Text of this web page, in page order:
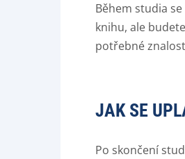
Během studia
knihu, ale
potřebné
JAK SE
Po skončení